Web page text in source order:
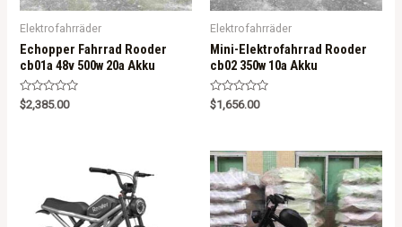
Elektrofahrräder
Echopper Fahrrad Rooder
cb01a 48v 500w 20a Akku
R
a
$2,385.00
Elektrofahrräder
Mini-Elektrofahrrad Rooder
cb02 350w 10a Akku
R
a
0
o
u
t
o
f
5
$1,656.00